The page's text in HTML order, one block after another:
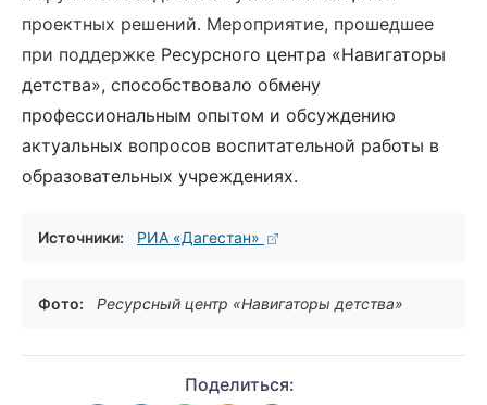
проектных решений. Мероприятие, прошедшее
при поддержке Ресурсного центра «Навигаторы
детства», способствовало обмену
профессиональным опытом и обсуждению
актуальных вопросов воспитательной работы в
образовательных учреждениях.
Источники: РИА «Дагестан»
Фото: Ресурсный центр «Навигаторы детства»
Поделиться: